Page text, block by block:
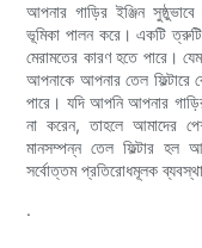
আপনার গাড়ির ইঞ্জিন
ভূমিকা পালন করে। একটি
মেরামতের কারণ হতে পারে।
আপনাকে আপনার তেল
পারে। যদি আপনি আপনার গাড়ির
না করেন, তাহলে আমাদের
মানসম্পন্ন তেল ফিল্টার হল
সর্বোত্তম প্রতিরোধমূলক
.